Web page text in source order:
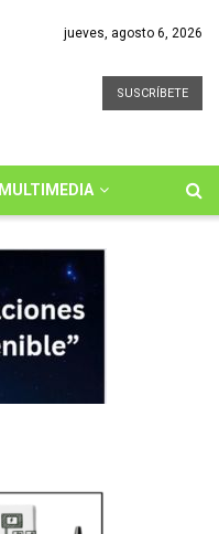
jueves, agosto 6, 2026
SUSCRÍBETE
MULTIMEDIA